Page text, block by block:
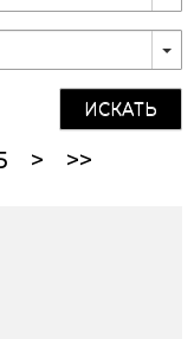
ИСКАТЬ
> >>